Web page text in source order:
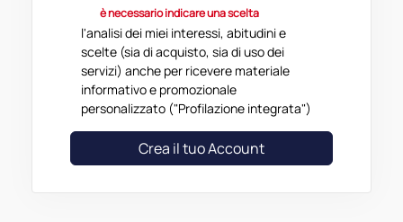
società ha sede in Milano Viale Monza,
259. 1.3 "Prodotti": sono tutti i prodotti e/o
le merci e/o servizi commercializzati da
Doctor Shop Srl e facenti parte del
proprio assortimento. 1.4 "Cliente": è
l'acquirente dei Prodotti e Servizi,
intendendosi per tale la persona fisica o
giuridica che compie l'acquisto 1.5 "Sito":
l'insieme delle pagine Web consultabili
è necessario indicare una scelta
l'analisi dei miei interessi, abitudini e
scelte (sia di acquisto, sia di uso dei
servizi) anche per ricevere materiale
informativo e promozionale
personalizzato ("Profilazione integrata")
Crea il tuo Account